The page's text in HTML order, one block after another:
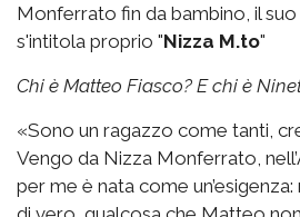
Monferrato fin da bambino, il
s'intitola proprio "Nizza M.to"
Chi è Matteo Fiasco? E chi è
«Sono un ragazzo come tanti,
Vengo da Nizza Monferrato,
per me è nata come